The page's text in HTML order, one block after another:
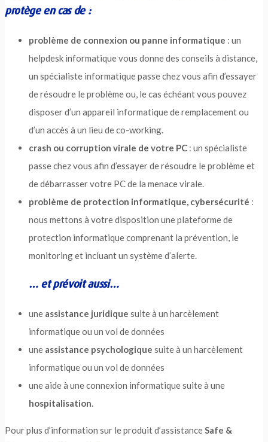
protège en cas de :
problème de connexion ou panne informatique : un
helpdesk informatique vous donne des conseils à distance,
un spécialiste informatique passe chez vous afin d’essayer
de résoudre le problème ou, le cas échéant vous pouvez
disposer d’un appareil informatique de remplacement ou
d’un accès à un lieu de co-working.
crash ou corruption virale de votre PC : un spécialiste
passe chez vous afin d’essayer de résoudre le problème et
de débarrasser votre PC de la menace virale.
problème de protection informatique, cybersécurité :
nous mettons à votre disposition une plateforme de
protection informatique comprenant la prévention, le
monitoring et incluant un système d’alerte.
… et prévoit aussi…
une assistance juridique suite à un harcèlement
informatique ou un vol de données
une assistance psychologique suite à un harcèlement
informatique ou un vol de données
une aide à une connexion informatique suite à une
hospitalisation.
Pour plus d’information sur le produit d’assistanceSafe &